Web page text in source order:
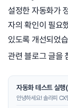
설정한 자동화가
자의 확인이 필요
있도록 개선되었
관련 블로그 글을
안녕하세요! 솔라피